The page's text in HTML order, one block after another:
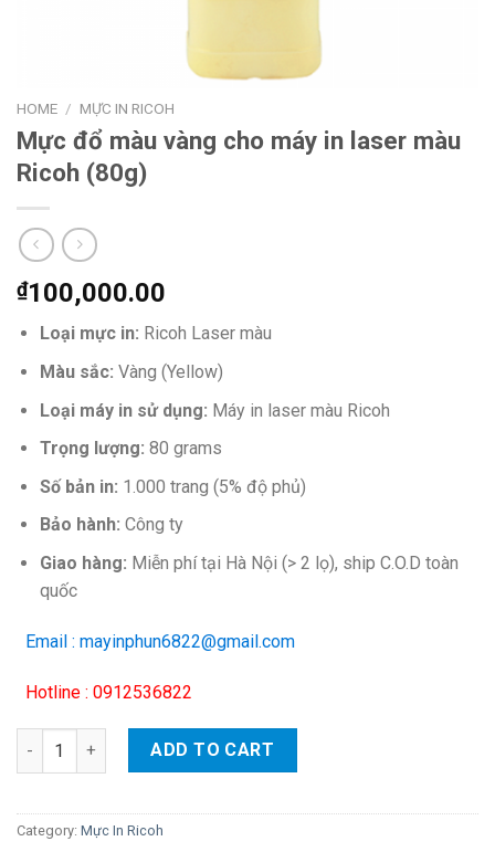
HOME / MỰC IN RICOH
Mực đổ màu vàng cho máy in laser màu
Ricoh (80g)
₫100,000.00
Loại mực in: Ricoh Laser màu
Màu sắc: Vàng (Yellow)
Loại máy in sử dụng: Máy in laser màu Ricoh
Trọng lượng: 80 grams
Số bản in: 1.000 trang (5% độ phủ)
Bảo hành: Công ty
Giao hàng: Miễn phí tại Hà Nội (> 2 lọ), ship C.O.D toàn
quốc
Email : mayinphun6822@gmail.com
Hotline : 0912536822
Mực đổ màu vàng cho máy in laser màu Ricoh (80g) quantity
ADD TO CART
Category: Mực In Ricoh